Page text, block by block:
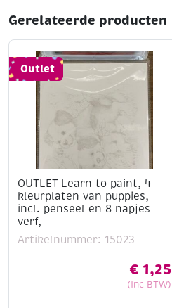
Gerelateerde producten
Outlet
OUTLET Learn to paint, 4
kleurplaten van puppies,
incl. penseel en 8 napjes
verf,
Artikelnummer: 15023
€ 1,25
(Inc BTW)